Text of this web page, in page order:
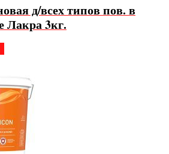
д/всех типов пов. в
Лакра 3кг.